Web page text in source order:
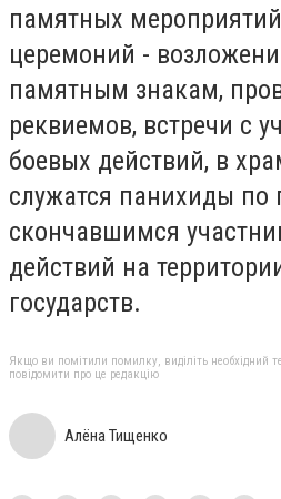
памятных
церемоний -
памятным знакам,
реквиемов, встречи с
боевых действий, в
служатся панихиды
скончавшимся
действий на
государств.
Якщо ви помітили помилку, виділіть необхідний
повідомити про це редакцію
Алёна Тищенко